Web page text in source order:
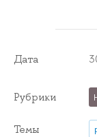
Дата
Рубрики
Темы